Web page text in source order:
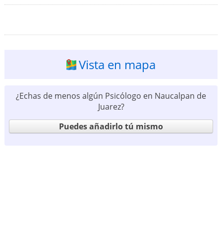
Vista en mapa
¿Echas de menos algún Psicólogo en Naucalpan de
Juarez?
Puedes añadirlo tú mismo